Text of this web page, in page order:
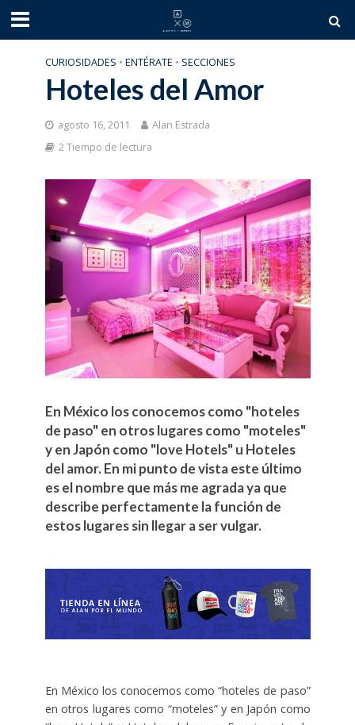
CURIOSIDADES • ENTÉRATE • SECCIONES
Hoteles del Amor
agosto 16, 2011
Alan Estrada
2 Tiempo de lectura
En México los conocemos como "hoteles
de paso" en otros lugares como "moteles"
y en Japón como "love Hotels" u Hoteles
del amor. En mi punto de vista este último
es el nombre que más me agrada ya que
describe perfectamente la función de
estos lugares sin llegar a ser vulgar.
En México los conocemos como “hoteles de paso”
en otros lugares como “moteles” y en Japón como